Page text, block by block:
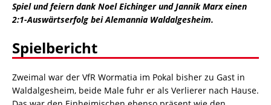
Spiel und feiern dank Noel Eichinger und Jannik Marx einen
2:1-Auswärtserfolg bei Alemannia Waldalgesheim.
Spielbericht
Zweimal war der VfR Wormatia im Pokal bisher zu Gast in
Waldalgesheim, beide Male fuhr er als Verlierer nach Hause.